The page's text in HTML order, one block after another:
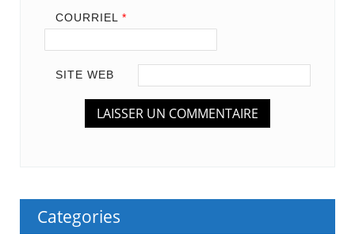
COURRIEL *
SITE WEB
Categories